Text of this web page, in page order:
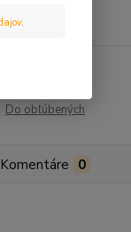
24,38 €
Do obľúbených
Komentáre 0
.